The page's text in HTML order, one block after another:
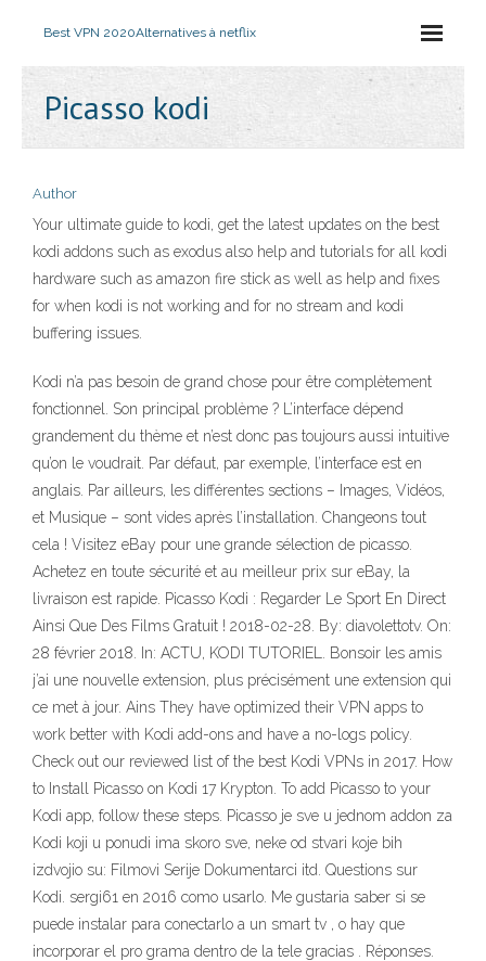
Best VPN 2020Alternatives à netflix
Picasso kodi
Author
Your ultimate guide to kodi, get the latest updates on the best
kodi addons such as exodus also help and tutorials for all kodi
hardware such as amazon fire stick as well as help and fixes
for when kodi is not working and for no stream and kodi
buffering issues.
Kodi n’a pas besoin de grand chose pour être complètement
fonctionnel. Son principal problème ? L’interface dépend
grandement du thème et n’est donc pas toujours aussi intuitive
qu’on le voudrait. Par défaut, par exemple, l’interface est en
anglais. Par ailleurs, les différentes sections – Images, Vidéos,
et Musique – sont vides après l’installation. Changeons tout
cela ! Visitez eBay pour une grande sélection de picasso.
Achetez en toute sécurité et au meilleur prix sur eBay, la
livraison est rapide. Picasso Kodi : Regarder Le Sport En Direct
Ainsi Que Des Films Gratuit ! 2018-02-28. By: diavolettotv. On:
28 février 2018. In: ACTU, KODI TUTORIEL. Bonsoir les amis
j’ai une nouvelle extension, plus précisément une extension qui
ce met à jour. Ains They have optimized their VPN apps to
work better with Kodi add-ons and have a no-logs policy.
Check out our reviewed list of the best Kodi VPNs in 2017. How
to Install Picasso on Kodi 17 Krypton. To add Picasso to your
Kodi app, follow these steps. Picasso je sve u jednom addon za
Kodi koji u ponudi ima skoro sve, neke od stvari koje bih
izdvojio su: Filmovi Serije Dokumentarci itd. Questions sur
Kodi. sergi61 en 2016 como usarlo. Me gustaria saber si se
puede instalar para conectarlo a un smart tv , o hay que
incorporar el pro grama dentro de la tele gracias . Réponses.